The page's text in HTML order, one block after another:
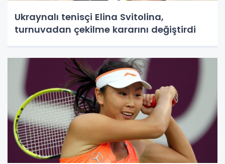
Ukraynalı tenisçi Elina Svitolina,
turnuvadan çekilme kararını değiştirdi